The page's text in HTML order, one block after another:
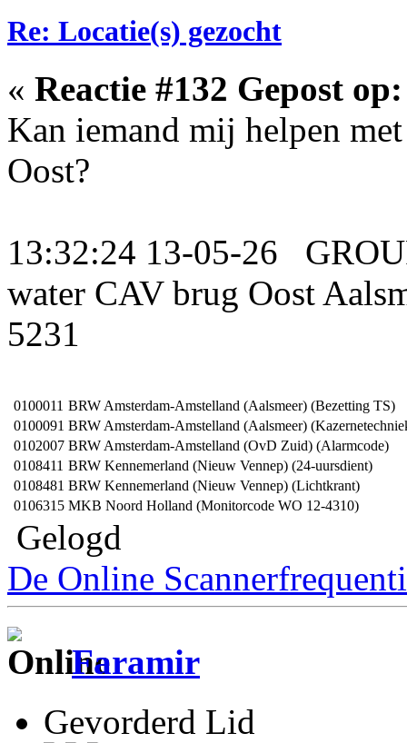
Re: Locatie(s) gezocht
« Reactie #132 Gepost op:
Kan iemand mij helpen
Oost?
13:32:24 13-05-26
water CAV brug Oost
5231
0100011 BRW Amsterdam-Amstelland (Aalsmeer) (Bezetting TS)
0100091 BRW Amsterdam-Amstelland (Aalsmeer)
0102007 BRW Amsterdam-Amstelland (OvD Zuid) (Alarmcode)
0108411 BRW Kennemerland (Nieuw Vennep) (24-uursdient)
0108481 BRW Kennemerland (Nieuw Vennep) (Lichtkrant)
0106315 MKB Noord Holland (Monitorcode WO 12-4310)
Gelogd
De Online
Faramir
Gevorderd Lid